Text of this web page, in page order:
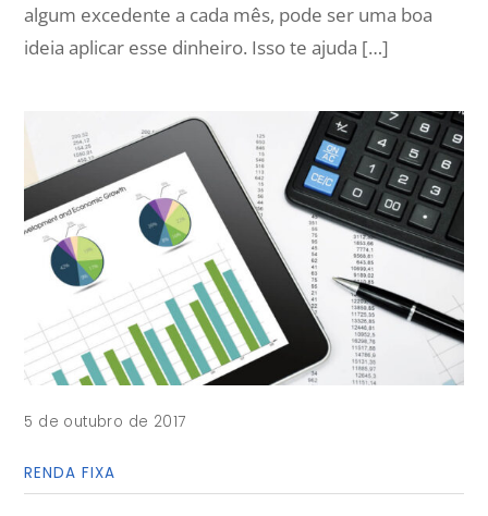
algum excedente a cada mês, pode ser uma boa
ideia aplicar esse dinheiro. Isso te ajuda […]
5 de outubro de 2017
RENDA FIXA